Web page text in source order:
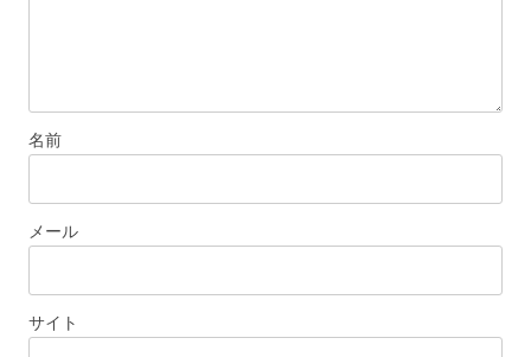
名前
メール
サイト